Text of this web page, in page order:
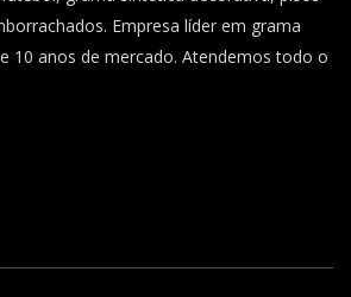
Empresa líder em grama
10 anos de mercado. Atendemos todo o